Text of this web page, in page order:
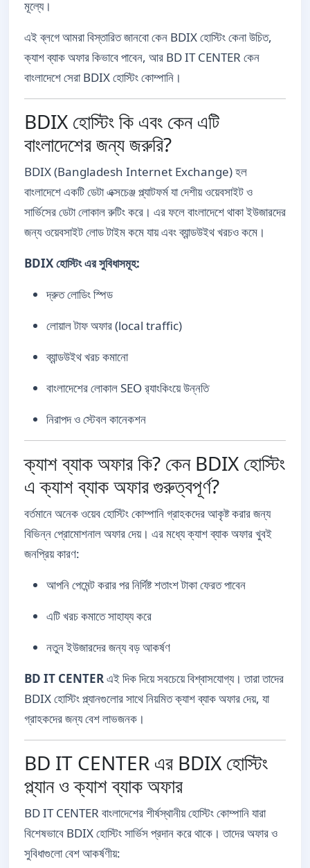
মূল্যে।
এই ব্লগে আমরা বিস্তারিত জানবো কেন BDIX হোস্টিং কেনা উচিত,
ক্যাশ ব্যাক অফার কিভাবে পাবেন, আর BD IT CENTER কেন
বাংলাদেশে সেরা BDIX হোস্টিং কোম্পানি।
BDIX হোস্টিং কি এবং কেন এটি
বাংলাদেশের জন্য জরুরি?
BDIX (Bangladesh Internet Exchange) হল
বাংলাদেশে একটি ডেটা এক্সচেঞ্জ প্ল্যাটফর্ম যা দেশীয় ওয়েবসাইট ও
সার্ভিসের ডেটা লোকাল রুটিং করে। এর ফলে বাংলাদেশে থাকা ইউজারদের
জন্য ওয়েবসাইট লোড টাইম কমে যায় এবং ব্যান্ডউইথ খরচও কমে।
BDIX হোস্টিং এর সুবিধাসমূহ:
দ্রুত লোডিং স্পিড
লোয়াল টাফ অফার (local traffic)
ব্যান্ডউইথ খরচ কমানো
বাংলাদেশের লোকাল SEO র‌্যাংকিংয়ে উন্নতি
নিরাপদ ও স্টেবল কানেকশন
ক্যাশ ব্যাক অফার কি? কেন BDIX হোস্টিং
এ ক্যাশ ব্যাক অফার গুরুত্বপূর্ণ?
বর্তমানে অনেক ওয়েব হোস্টিং কোম্পানি গ্রাহকদের আকৃষ্ট করার জন্য
বিভিন্ন প্রোমোশনাল অফার দেয়। এর মধ্যে ক্যাশ ব্যাক অফার খুবই
জনপ্রিয় কারণ:
আপনি পেমেন্ট করার পর নির্দিষ্ট শতাংশ টাকা ফেরত পাবেন
এটি খরচ কমাতে সাহায্য করে
নতুন ইউজারদের জন্য বড় আকর্ষণ
BD IT CENTERএই দিক দিয়ে সবচেয়ে বিশ্বাসযোগ্য। তারা তাদের
BDIX হোস্টিং প্ল্যানগুলোর সাথে নিয়মিত ক্যাশ ব্যাক অফার দেয়, যা
গ্রাহকদের জন্য বেশ লাভজনক।
BD IT CENTER এর BDIX হোস্টিং
প্ল্যান ও ক্যাশ ব্যাক অফার
BD IT CENTER বাংলাদেশের শীর্ষস্থানীয় হোস্টিং কোম্পানি যারা
বিশেষভাবে BDIX হোস্টিং সার্ভিস প্রদান করে থাকে। তাদের অফার ও
সুবিধাগুলো বেশ আকর্ষণীয়: